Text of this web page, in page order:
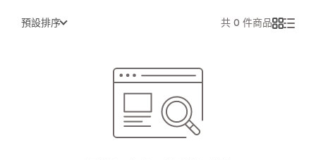
預設排序 共 0 件商品